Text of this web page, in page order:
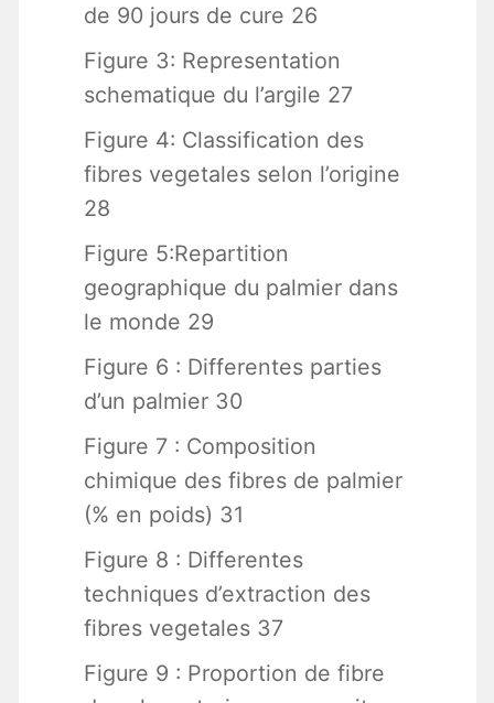
de 90 jours de cure 26
Figure 3: Representation
schematique du l’argile 27
Figure 4: Classification des
fibres vegetales selon l’origine
28
Figure 5:Repartition
geographique du palmier dans
le monde 29
Figure 6 : Differentes parties
d’un palmier 30
Figure 7 : Composition
chimique des fibres de palmier
(% en poids) 31
Figure 8 : Differentes
techniques d’extraction des
fibres vegetales 37
Figure 9 : Proportion de fibre